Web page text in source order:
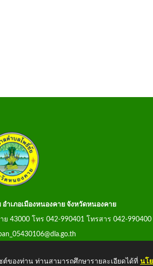
ำเภอเมืองหนองคาย จังหวัดหนองคาย
43000 โทร 042-990401 โทรสาร 042-990400
ของท่าน ท่านสามารถศึกษารายละเอียดได้ที่ นโ